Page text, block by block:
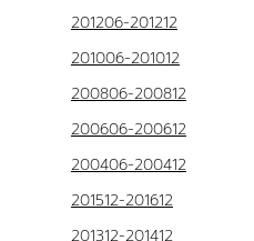
201206-201212
201006-201012
200806-200812
200606-200612
200406-200412
201512-201612
201312-201412